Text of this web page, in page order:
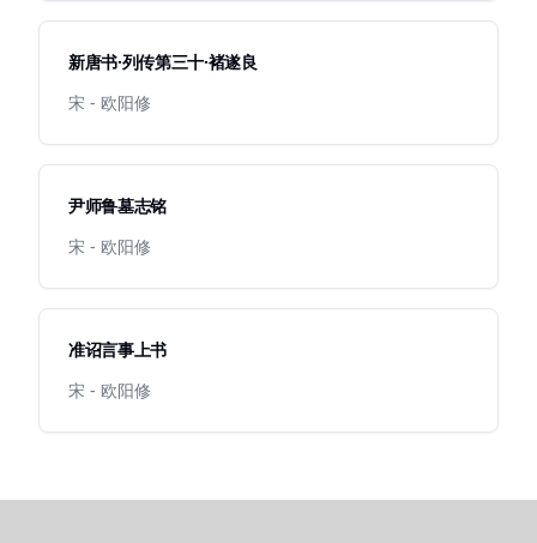
新唐书·列传第三十·褚遂良
宋 - 欧阳修
尹师鲁墓志铭
宋 - 欧阳修
准诏言事上书
宋 - 欧阳修